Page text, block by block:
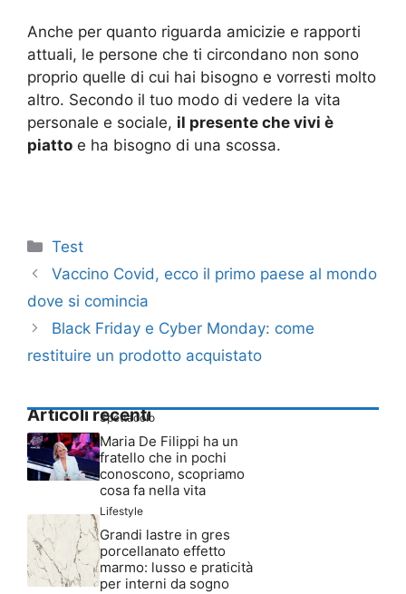
Anche per quanto riguarda amicizie e rapporti
attuali, le persone che ti circondano non sono
proprio quelle di cui hai bisogno e vorresti molto
altro. Secondo il tuo modo di vedere la vita
personale e sociale, il presente che vivi è
piatto e ha bisogno di una scossa.
Categorie
Test
Vaccino Covid, ecco il primo paese al mondo
dove si comincia
Black Friday e Cyber Monday: come
restituire un prodotto acquistato
Articoli recenti
Spettacolo
Maria De Filippi ha un
fratello che in pochi
conoscono, scopriamo
cosa fa nella vita
Lifestyle
Grandi lastre in gres
porcellanato effetto
marmo: lusso e praticità
per interni da sogno